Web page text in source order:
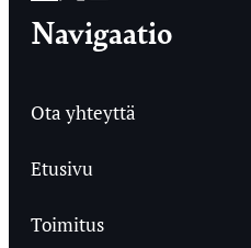
Navigaatio
Ota yhteyttä
Etusivu
Toimitus